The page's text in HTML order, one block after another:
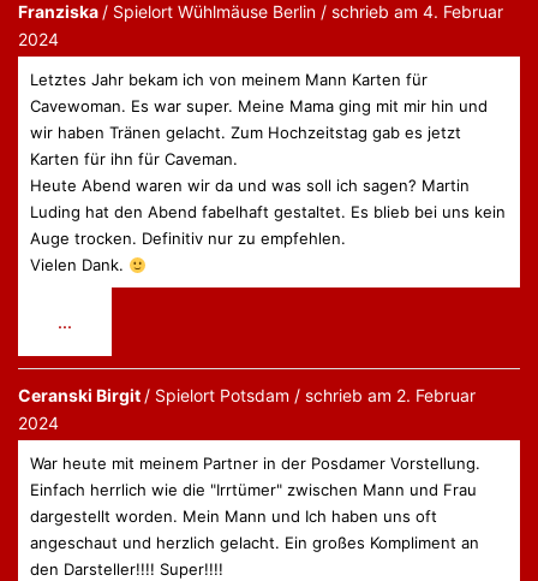
Franziska
Wühlmäuse Berlin schrieb am 4. Februar
2024
Letztes Jahr bekam ich von meinem Mann Karten für
Cavewoman. Es war super. Meine Mama ging mit mir hin und
wir haben Tränen gelacht. Zum Hochzeitstag gab es jetzt
Karten für ihn für Caveman.
Heute Abend waren wir da und was soll ich sagen? Martin
Luding hat den Abend fabelhaft gestaltet. Es blieb bei uns kein
Auge trocken. Definitiv nur zu empfehlen.
Vielen Dank.
...
ein-/ausblenden.
Ceranski Birgit
Potsdam schrieb am 2. Februar
2024
War heute mit meinem Partner in der Posdamer Vorstellung.
Einfach herrlich wie die "Irrtümer" zwischen Mann und Frau
dargestellt worden. Mein Mann und Ich haben uns oft
angeschaut und herzlich gelacht. Ein großes Kompliment an
den Darsteller!!!! Super!!!!